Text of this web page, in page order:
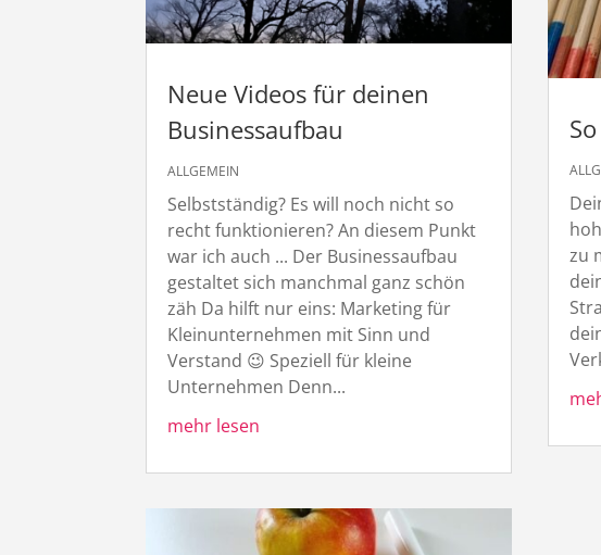
Neue Videos für deinen
Businessaufbau
ALLGEMEIN
Selbstständig? Es will noch nicht so
recht funktionieren? An diesem Punkt
war ich auch ... Der Businessaufbau
gestaltet sich manchmal ganz schön
zäh Da hilft nur eins: Marketing für
Kleinunternehmen mit Sinn und
Verstand 😉 Speziell für kleine
Unternehmen Denn...
mehr lesen
zu